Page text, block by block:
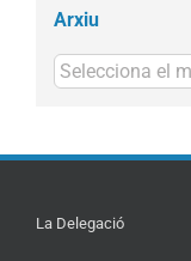
Arxiu
Arxius
La Delegació